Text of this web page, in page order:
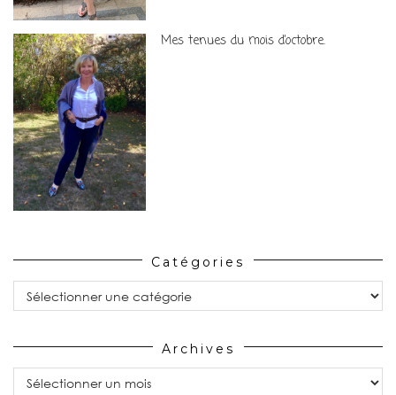
Mes tenues du mois d’octobre.
Catégories
Catégories
Archives
Archives